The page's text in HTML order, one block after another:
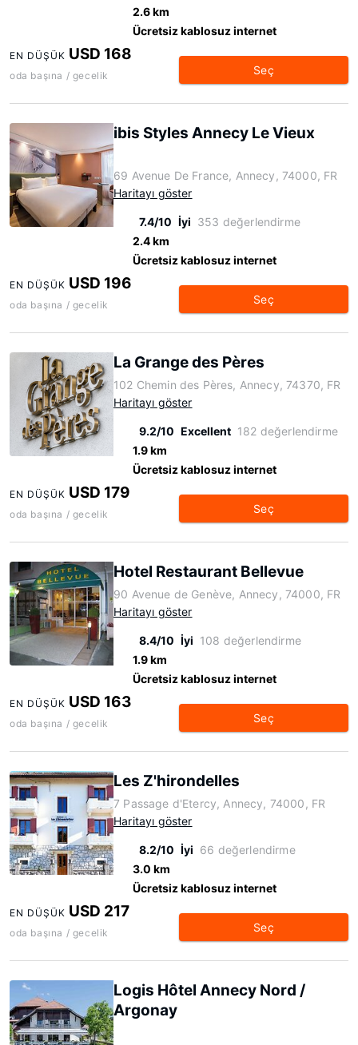
2.6 km
Ücretsiz kablosuz internet
EN DÜŞÜK USD 168
oda başına / gecelik Seç
ibis Styles Annecy Le Vieux
69 Avenue De France, Annecy, 74000, FR
Haritayı göster
7.4/10 İyi 353 değerlendirme
2.4 km
Ücretsiz kablosuz internet
EN DÜŞÜK USD 196
oda başına / gecelik Seç
La Grange des Pères
102 Chemin des Pères, Annecy, 74370, FR
Haritayı göster
9.2/10 Excellent 182 değerlendirme
1.9 km
Ücretsiz kablosuz internet
EN DÜŞÜK USD 179
oda başına / gecelik Seç
Hotel Restaurant Bellevue
90 Avenue de Genève, Annecy, 74000, FR
Haritayı göster
8.4/10 İyi 108 değerlendirme
1.9 km
Ücretsiz kablosuz internet
EN DÜŞÜK USD 163
oda başına / gecelik Seç
Les Z'hirondelles
7 Passage d'Etercy, Annecy, 74000, FR
Haritayı göster
8.2/10 İyi 66 değerlendirme
3.0 km
Ücretsiz kablosuz internet
EN DÜŞÜK USD 217
oda başına / gecelik Seç
Logis Hôtel Annecy Nord /
Argonay